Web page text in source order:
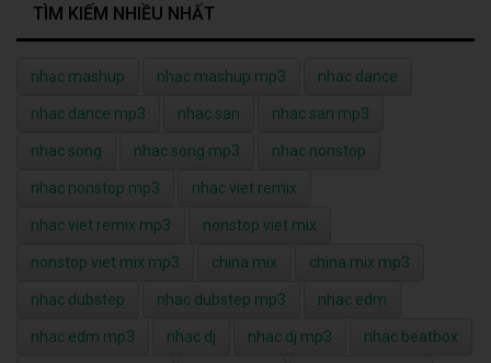
TÌM KIẾM NHIỀU NHẤT
nhạc mashup nhạc mashup mp3 nhac dance
nhac dance mp3 nhac san nhac san mp3
nhac song nhac song mp3 nhac nonstop
nhac nonstop mp3 nhac viet remix
nhac viet remix mp3 nonstop viet mix
nonstop viet mix mp3 china mix china mix mp3
nhac dubstep nhac dubstep mp3 nhac edm
nhac edm mp3 nhac dj nhac dj mp3 nhac beatbox